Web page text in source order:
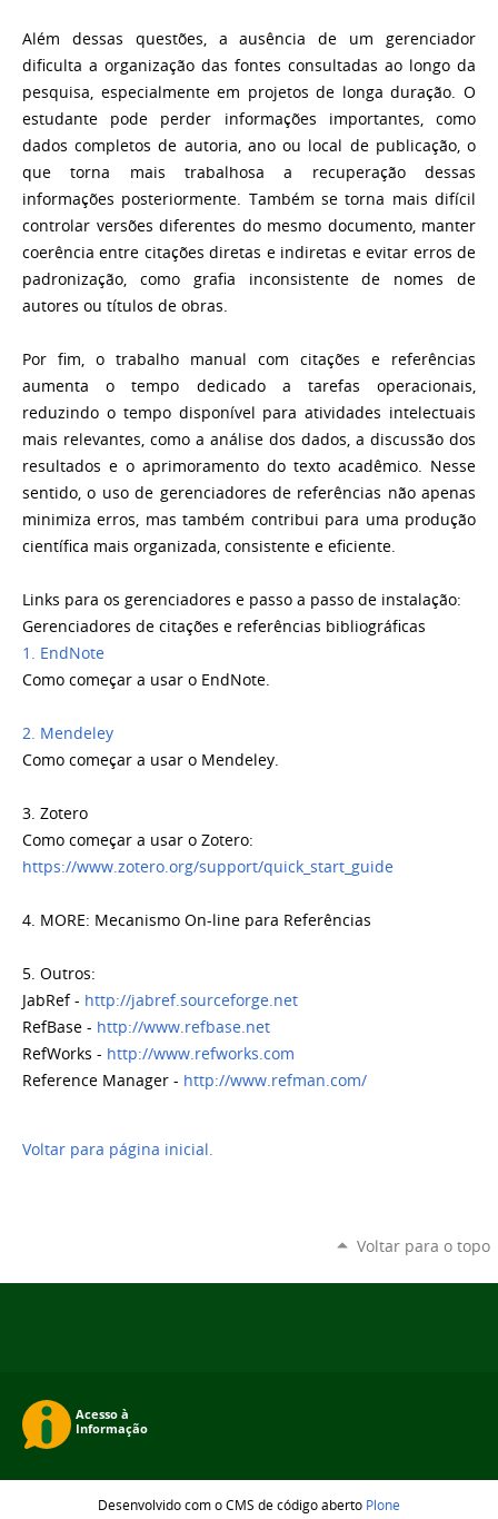
Além dessas questões, a ausência de um gerenciador
dificulta a organização das fontes consultadas ao longo da
pesquisa, especialmente em projetos de longa duração. O
estudante pode perder informações importantes, como
dados completos de autoria, ano ou local de publicação, o
que torna mais trabalhosa a recuperação dessas
informações posteriormente. Também se torna mais difícil
controlar versões diferentes do mesmo documento, manter
coerência entre citações diretas e indiretas e evitar erros de
padronização, como grafia inconsistente de nomes de
autores ou títulos de obras.
Por fim, o trabalho manual com citações e referências
aumenta o tempo dedicado a tarefas operacionais,
reduzindo o tempo disponível para atividades intelectuais
mais relevantes, como a análise dos dados, a discussão dos
resultados e o aprimoramento do texto acadêmico. Nesse
sentido, o uso de gerenciadores de referências não apenas
minimiza erros, mas também contribui para uma produção
científica mais organizada, consistente e eficiente.
Links para os gerenciadores e passo a passo de instalação:
Gerenciadores de citações e referências bibliográficas
1. EndNote
Como começar a usar o EndNote.
2. Mendeley
Como começar a usar o Mendeley.
3. Zotero
Como começar a usar o Zotero:
https://www.zotero.org/support/quick_start_guide
4. MORE: Mecanismo On-line para Referências
5. Outros:
JabRef - http://jabref.sourceforge.net
RefBase - http://www.refbase.net
RefWorks - http://www.refworks.com
Reference Manager - http://www.refman.com/
Voltar para página inicial.
Voltar para o topo
Desenvolvido com o CMS de código aberto Plone